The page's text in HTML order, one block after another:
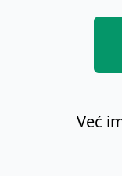
Već